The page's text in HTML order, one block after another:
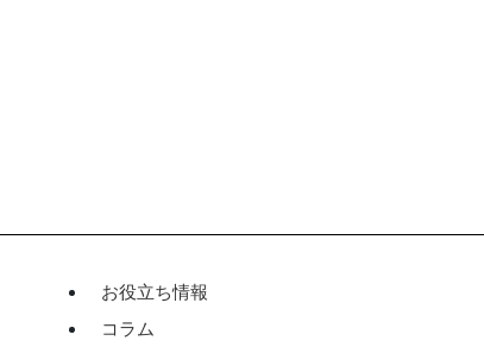
お役立ち情報
コラム